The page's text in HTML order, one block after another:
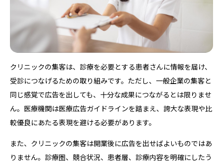
クリニックの集客は、診療を必要とする患者さんに情報を届け、
受診につなげるための取り組みです。ただし、一般企業の集客と
同じ感覚で広告を出しても、十分な成果につながるとは限りませ
ん。医療機関は医療広告ガイドラインを踏まえ、誇大な表現や比
較優良にあたる表現を避ける必要があります。
また、クリニックの集客は開業後に広告を出せばよいものではあ
りません。診療圏、競合状況、患者層、診療内容を明確にしたう